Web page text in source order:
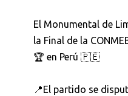
El Monumental de
la Final de la
🏆 en Perú 🇵🇪
📍El partido se